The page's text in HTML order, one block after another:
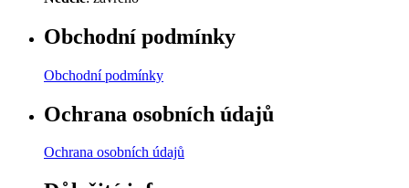
Obchodní podmínky
Obchodní podmínky
Ochrana osobních údajů
Ochrana osobních údajů